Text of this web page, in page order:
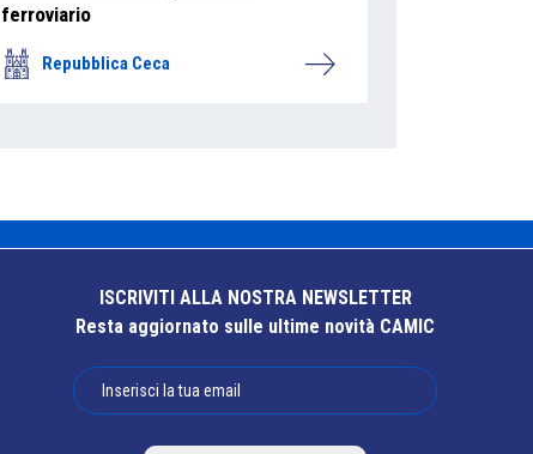
ferroviario
Repubblica Ceca
ISCRIVITI ALLA NOSTRA NEWSLETTER
Resta aggiornato sulle ultime novità CAMIC